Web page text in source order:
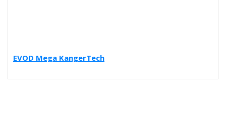
EVOD Mega KangerTech